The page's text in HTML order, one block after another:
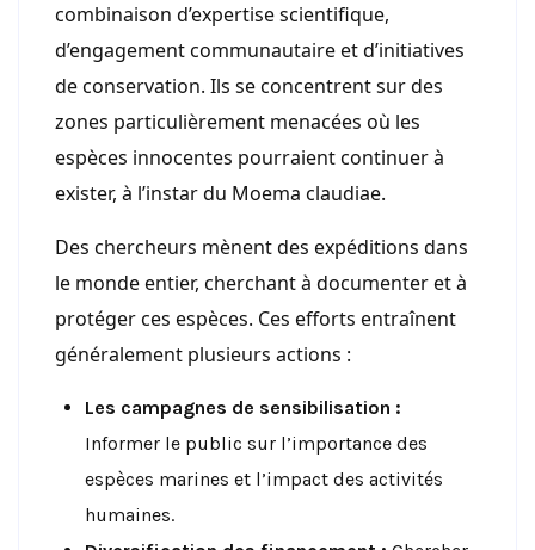
combinaison d’expertise scientifique,
d’engagement communautaire et d’initiatives
de conservation. Ils se concentrent sur des
zones particulièrement menacées où les
espèces innocentes pourraient continuer à
exister, à l’instar du Moema claudiae.
Des chercheurs mènent des expéditions dans
le monde entier, cherchant à documenter et à
protéger ces espèces. Ces efforts entraînent
généralement plusieurs actions :
Les campagnes de sensibilisation :
Informer le public sur l’importance des
espèces marines et l’impact des activités
humaines.